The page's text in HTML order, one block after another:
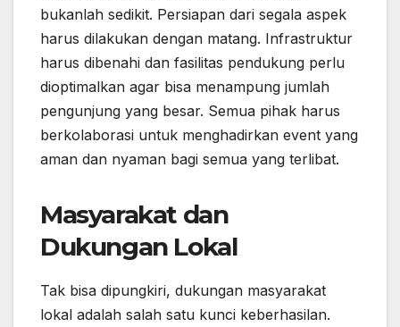
bukanlah sedikit. Persiapan dari segala aspek
harus dilakukan dengan matang. Infrastruktur
harus dibenahi dan fasilitas pendukung perlu
dioptimalkan agar bisa menampung jumlah
pengunjung yang besar. Semua pihak harus
berkolaborasi untuk menghadirkan event yang
aman dan nyaman bagi semua yang terlibat.
Masyarakat dan
Dukungan Lokal
Tak bisa dipungkiri, dukungan masyarakat
lokal adalah salah satu kunci keberhasilan.